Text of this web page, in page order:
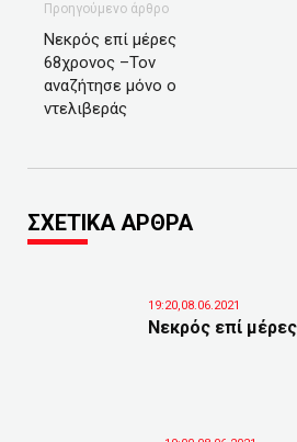
Προηγούμενο άρθρο
Νεκρός επί μέρες
68χρονος –Τον
αναζήτησε μόνο ο
ντελιβεράς
ΣΧΕΤΙΚΑ ΑΡΘΡΑ
19:20,08.06.2021
Νεκρός επί